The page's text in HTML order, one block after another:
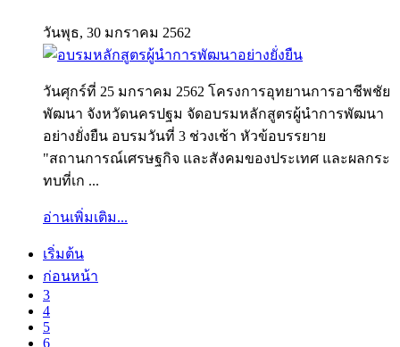
วันพุธ, 30 มกราคม 2562
วันศุกร์ที่ 25 มกราคม 2562 โครงการอุทยานการอาชีพชัย
พัฒนา จังหวัดนครปฐม จัดอบรมหลักสูตรผู้นำการพัฒนา
อย่างยั่งยืน อบรมวันที่ 3 ช่วงเช้า หัวข้อบรรยาย
"สถานการณ์เศรษฐกิจ และสังคมของประเทศ และผลกระ
ทบที่เก ...
อ่านเพิ่มเติม...
เริ่มต้น
ก่อนหน้า
3
4
5
6